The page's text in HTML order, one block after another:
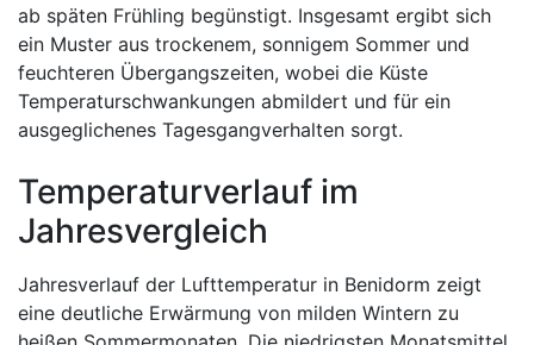
ab späten Frühling begünstigt. Insgesamt ergibt sich
ein Muster aus trockenem, sonnigem Sommer und
feuchteren Übergangszeiten, wobei die Küste
Temperaturschwankungen abmildert und für ein
ausgeglichenes Tagesgangverhalten sorgt.
Temperaturverlauf im
Jahresvergleich
Jahresverlauf der Lufttemperatur in Benidorm zeigt
eine deutliche Erwärmung von milden Wintern zu